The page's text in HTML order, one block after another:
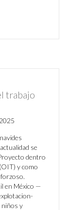
trabajo
se
dentro
y como
en México —
y